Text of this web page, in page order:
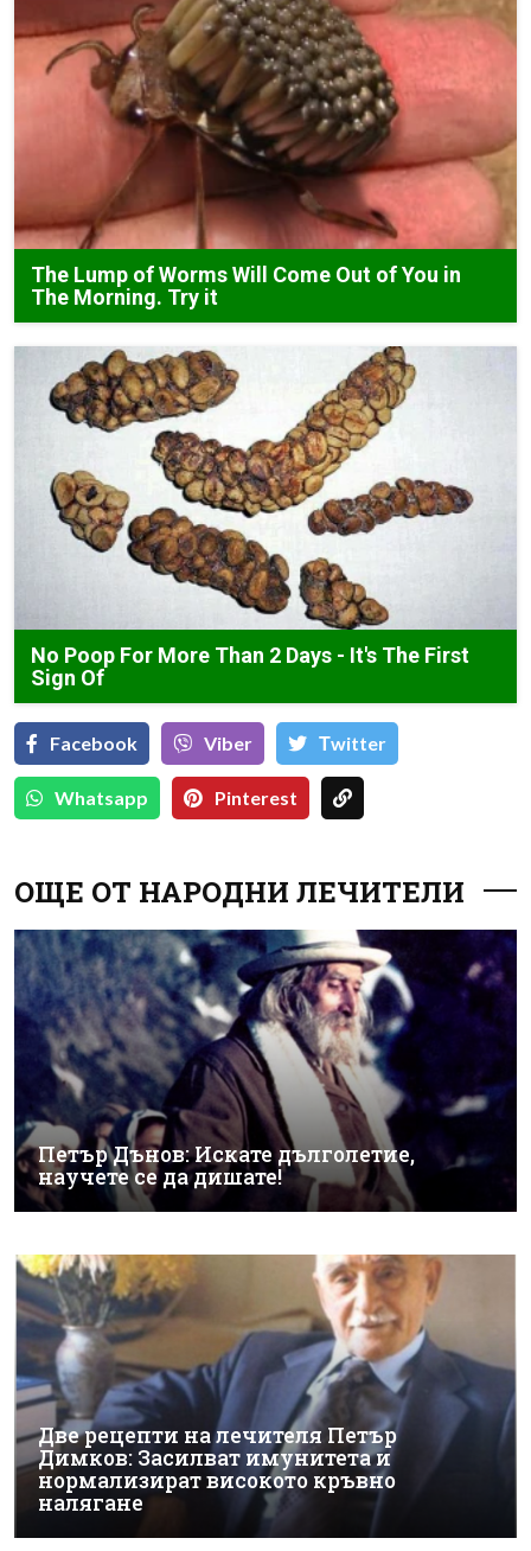
The Lump of Worms Will Come Out of You in
The Morning. Try it
No Poop For More Than 2 Days - It's The First
Sign Of
Facebook Viber Тwitter
Whatsapp Pinterest
ОЩЕ ОТ НАРОДНИ ЛЕЧИТЕЛИ
Петър Дънов: Искате дълголетие,
научете се да дишате!
Две рецепти на лечителя Петър
Димков: Засилват имунитета и
нормализират високото кръвно
налягане
С българската виагра „Бабини зъби“
лекуваме дискова херния, шипове и
още проблеми? (Уникална рецепта на
билкаря Борис Николов)